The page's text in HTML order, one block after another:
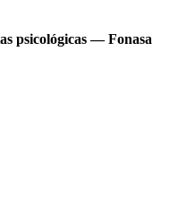
psicológicas — Fonasa